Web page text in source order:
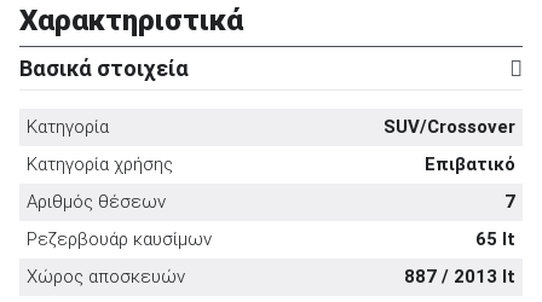
Καινούρια
Χαρακτηριστικά
Βασικά στοιχεία
Κατηγορία
SUV/Crossover
Κατηγορία χρήσης
Επιβατικό
Αριθμός θέσεων
7
Ρεζερβουάρ καυσίμων
65 lt
Χώρος αποσκευών
887 / 2013 lt